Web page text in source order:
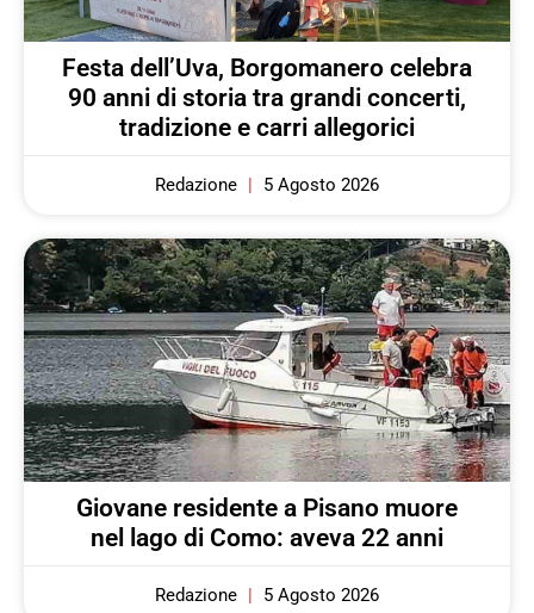
Festa dell’Uva, Borgomanero celebra
90 anni di storia tra grandi concerti,
tradizione e carri allegorici
Redazione 5 Agosto 2026
Giovane residente a Pisano muore
nel lago di Como: aveva 22 anni
Redazione 5 Agosto 2026